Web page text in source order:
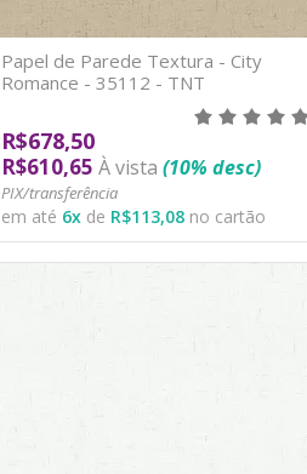
Papel de Parede Textura - City
Romance - 35112 - TNT
R$678,50
R$610,65 À vista (10% desc)
PIX/transferência
em até 6x de R$113,08 no cartão